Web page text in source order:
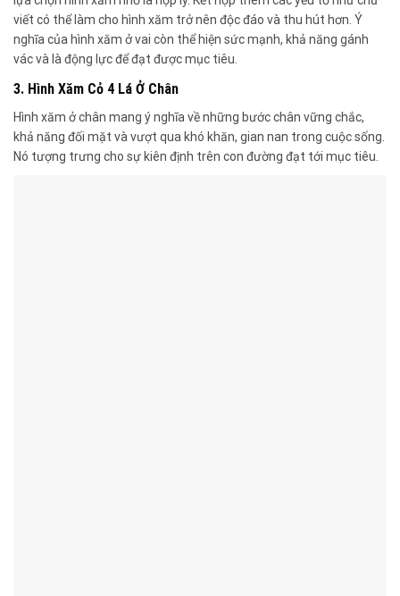
viết có thể làm cho hình xăm trở nên độc đáo và thu hút hơn. Ý
nghĩa của hình xăm ở vai còn thể hiện sức mạnh, khả năng gánh
vác và là động lực để đạt được mục tiêu.
3. Hình Xăm Cỏ 4 Lá Ở Chân
Hình xăm ở chân mang ý nghĩa về những bước chân vững chắc,
khả năng đối mặt và vượt qua khó khăn, gian nan trong cuộc sống.
Nó tượng trưng cho sự kiên định trên con đường đạt tới mục tiêu.